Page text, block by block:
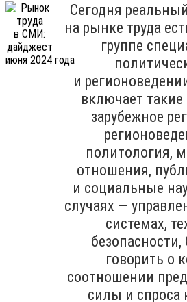
Сегодня
на рынке труда
группе
и
включает
зарубежное
политология,
отношения,
и социальные
случаях —
системах,
говорить о
соотношении
силы и спроса